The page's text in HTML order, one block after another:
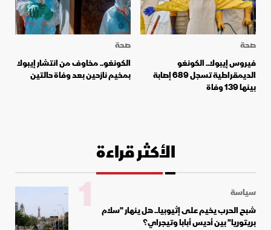
صحة
فيروس إيبولا.. الكونغو
الديمقراطية تسجل 689 إصابة
بينها 139 وفاة
صحة
الكونغو.. مخاوف من انتشار إيبولا
بمخيم نازحين بعد وفاة حالتين
الأكثر قراءة
سياسة
شبح الحرب يخيم على إثيوبيا.. هل ينهار "سلام
بريتوريا" بين أديس أبابا وتيجراي؟
1